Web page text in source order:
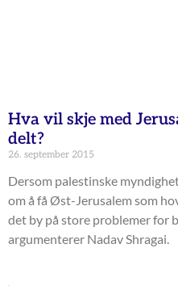
Hva vil skje med
delt?
26. september 2015
Dersom palestinske
om å få Øst-Jerusalem som
det by på store problemer for
argumenterer Nadav Shragai.